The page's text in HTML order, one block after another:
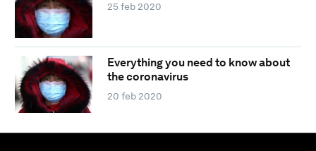
25 feb 2020
Everything you need to know about
the coronavirus
20 feb 2020